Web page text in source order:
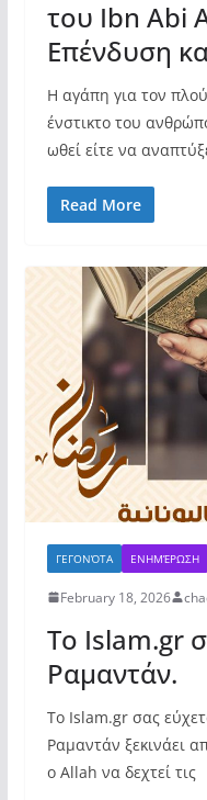
του Ibn Abi
Επένδυση
Η αγάπη για τον
ένστικτο του
ωθεί είτε να
Read More
ΓΕΓΟΝΌΤΑ ΕΝΗΜΈΡΩΣΗ
February 18, 2026
Το Islam.gr
Ραμαντάν.
Το Islam.gr σας
Ραμαντάν ξεκινάει
ο Allah να δεχτεί τις